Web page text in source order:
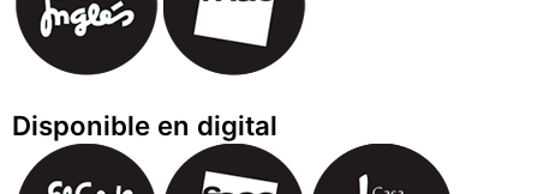
Disponible en digital